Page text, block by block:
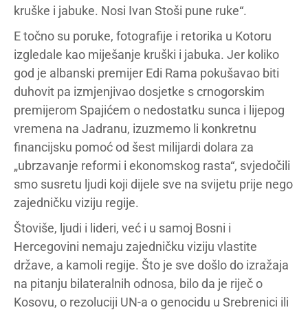
kruške i jabuke. Nosi Ivan Stoši pune ruke“.
E točno su poruke, fotografije i retorika u Kotoru
izgledale kao miješanje kruški i jabuka. Jer koliko
god je albanski premijer Edi Rama pokušavao biti
duhovit pa izmjenjivao dosjetke s crnogorskim
premijerom Spajićem o nedostatku sunca i lijepog
vremena na Jadranu, izuzmemo li konkretnu
financijsku pomoć od šest milijardi dolara za
„ubrzavanje reformi i ekonomskog rasta“, svjedočili
smo susretu ljudi koji dijele sve na svijetu prije nego
zajedničku viziju regije.
Štoviše, ljudi i lideri, već i u samoj Bosni i
Hercegovini nemaju zajedničku viziju vlastite
države, a kamoli regije. Što je sve došlo do izražaja
na pitanju bilateralnih odnosa, bilo da je riječ o
Kosovu, o rezoluciji UN-a o genocidu u Srebrenici ili